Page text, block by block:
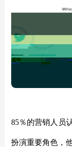
85％的营销人员
扮演重要角色 ，